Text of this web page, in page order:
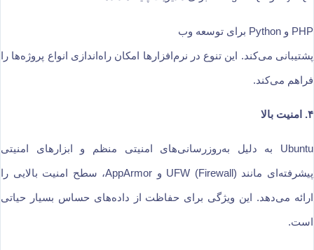
PHP و Python برای توسعه وب
پشتیبانی می‌کند. این تنوع در نرم‌افزارها امکان راه‌اندازی انواع پروژه‌ها را
فراهم می‌کند.
۴. امنیت بالا
Ubuntu به دلیل به‌روزرسانی‌های امنیتی منظم و ابزارهای امنیتی
پیشرفته‌ای مانند UFW (Firewall) و AppArmor، سطح امنیت بالایی را
ارائه می‌دهد. این ویژگی برای حفاظت از داده‌های حساس بسیار حیاتی
است.